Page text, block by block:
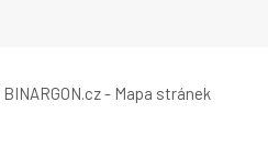
BINARGON.cz- Mapa stránek